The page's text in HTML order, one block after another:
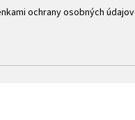
ochrany osobných údajov